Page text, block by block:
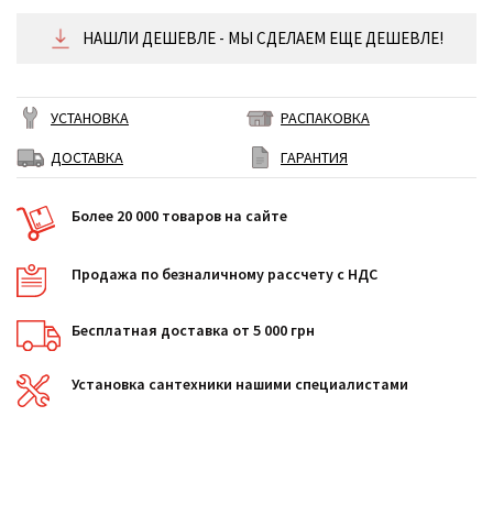
от 90 ₴/месяц
НАШЛИ ДЕШЕВЛЕ - МЫ СДЕЛАЕМ ЕЩЕ ДЕШЕВЛЕ!
УСТАНОВКА
РАСПАКОВКА
ДОСТАВКА
ГАРАНТИЯ
Более 20 000 товаров на сайте
Продажа по безналичному рассчету с НДС
Бесплатная доставка от 5 000 грн
Установка сантехники нашими специалистами